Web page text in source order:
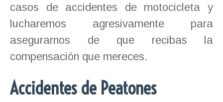
casos de accidentes de motocicleta y
lucharemos agresivamente para
asegurarnos de que recibas la
compensación que mereces.
Accidentes de Peatones